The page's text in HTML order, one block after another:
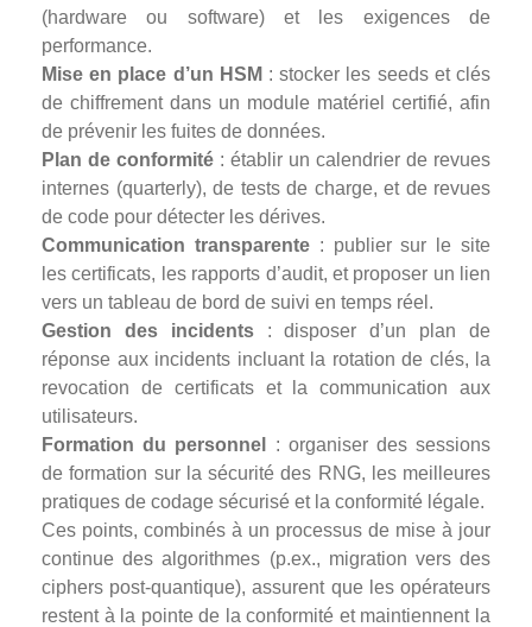
(hardware ou software) et les exigences de
performance.
Mise en place d’un HSM : stocker les seeds et clés
de chiffrement dans un module matériel certifié, afin
de prévenir les fuites de données.
Plan de conformité : établir un calendrier de revues
internes (quarterly), de tests de charge, et de revues
de code pour détecter les dérives.
Communication transparente: publier sur le site
les certificats, les rapports d’audit, et proposer un lien
vers un tableau de bord de suivi en temps réel.
Gestion des incidents: disposer d’un plan de
réponse aux incidents incluant la rotation de clés, la
revocation de certificats et la communication aux
utilisateurs.
Formation du personnel
: organiser des sessions
de formation sur la sécurité des RNG, les meilleures
pratiques de codage sécurisé et la conformité légale.
Ces points, combinés à un processus de mise à jour
continue des algorithmes (p.ex., migration vers des
ciphers post-quantique), assurent que les opérateurs
restent à la pointe de la conformité et maintiennent la